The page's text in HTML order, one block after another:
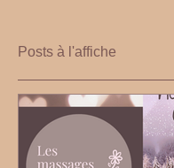
Posts à l'affiche